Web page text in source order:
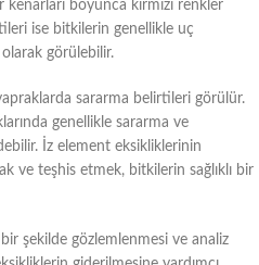
boyunca kırmızı renkler
ise bitkilerin genellikle uç
olarak görülebilir.
sararma belirtileri görülür.
genellikle sararma ve
İz element eksikliklerinin
ve teşhis etmek, bitkilerin sağlıklı bir
şekilde gözlemlenmesi ve analiz